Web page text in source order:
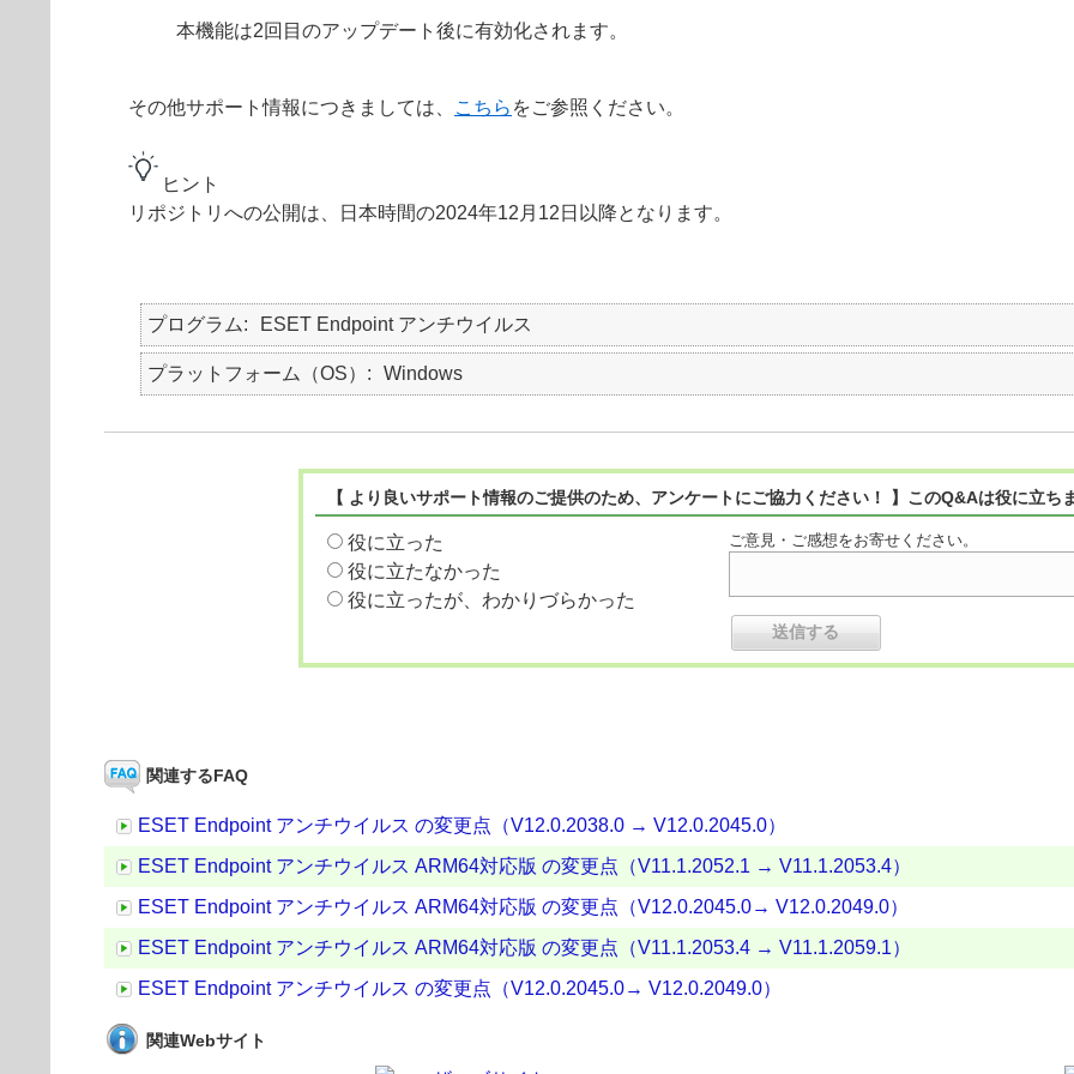
本機能は2回目のアップデート後に有効化されます。
その他サポート情報につきましては、 こちら をご参照ください。
ヒント
リポジトリへの公開は、日本時間の2024年12月12日以降となります。
プログラム ESET Endpoint アンチウイルス
プラットフォーム（OS） Windows
【 より良いサポート情報のご提供のため、アンケートにご協力ください！ 】このQ&Aは役に立ち
役に立った
役に立たなかった
役に立ったが、わかりづらかった
ご意見・ご感想をお寄せください。
関連するFAQ
ESET Endpoint アンチウイルス の変更点（V12.0.2038.0 → V12.0.2045.0）
ESET Endpoint アンチウイルス ARM64対応版 の変更点（V11.1.2052.1 → V11.1.2053.4）
ESET Endpoint アンチウイルス ARM64対応版 の変更点（V12.0.2045.0→ V12.0.2049.0）
ESET Endpoint アンチウイルス ARM64対応版 の変更点（V11.1.2053.4 → V11.1.2059.1）
ESET Endpoint アンチウイルス の変更点（V12.0.2045.0→ V12.0.2049.0）
関連Webサイト